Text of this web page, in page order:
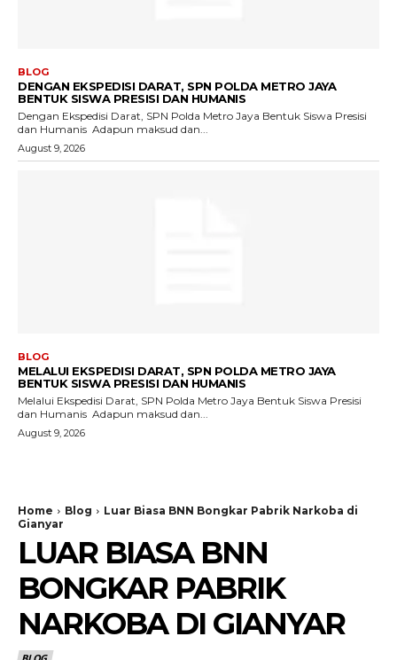
BLOG
DENGAN EKSPEDISI DARAT, SPN POLDA METRO JAYA
BENTUK SISWA PRESISI DAN HUMANIS
Dengan Ekspedisi Darat, SPN Polda Metro Jaya Bentuk Siswa Presisi
dan Humanis ‎ ‎Adapun maksud dan...
August 9, 2026
BLOG
MELALUI EKSPEDISI DARAT, SPN POLDA METRO JAYA
BENTUK SISWA PRESISI DAN HUMANIS
Melalui Ekspedisi Darat, SPN Polda Metro Jaya Bentuk Siswa Presisi
dan Humanis ‎ ‎Adapun maksud dan...
August 9, 2026